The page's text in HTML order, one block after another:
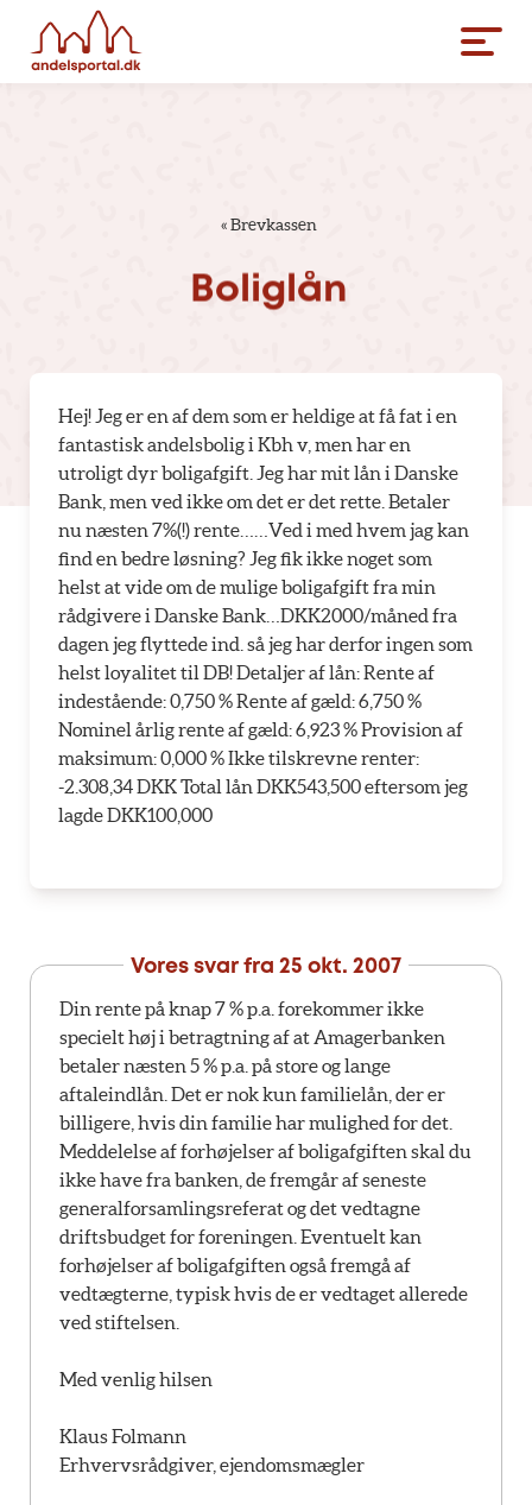
«Brevkassen
Boliglån
Hej! Jeg er en af dem som er heldige at få fat i en
fantastisk andelsbolig i Kbh v, men har en
utroligt dyr boligafgift. Jeg har mit lån i Danske
Bank, men ved ikke om det er det rette. Betaler
nu næsten 7%(!) rente……Ved i med hvem jag kan
find en bedre løsning? Jeg fik ikke noget som
helst at vide om de mulige boligafgift fra min
rådgivere i Danske Bank…DKK2000/måned fra
dagen jeg flyttede ind. så jeg har derfor ingen som
helst loyalitet til DB! Detaljer af lån: Rente af
indestående: 0,750 % Rente af gæld: 6,750 %
Nominel årlig rente af gæld: 6,923 % Provision af
maksimum: 0,000 % Ikke tilskrevne renter:
-2.308,34 DKK Total lån DKK543,500 eftersom jeg
lagde DKK100,000
Vores svar fra 25 okt. 2007
Din rente på knap 7 % p.a. forekommer ikke
specielt høj i betragtning af at Amagerbanken
betaler næsten 5 % p.a. på store og lange
aftaleindlån. Det er nok kun familielån, der er
billigere, hvis din familie har mulighed for det.
Meddelelse af forhøjelser af boligafgiften skal du
ikke have fra banken, de fremgår af seneste
generalforsamlingsreferat og det vedtagne
driftsbudget for foreningen. Eventuelt kan
forhøjelser af boligafgiften også fremgå af
vedtægterne, typisk hvis de er vedtaget allerede
ved stiftelsen.
Med venlig hilsen
Klaus Folmann
Erhvervsrådgiver, ejendomsmægler